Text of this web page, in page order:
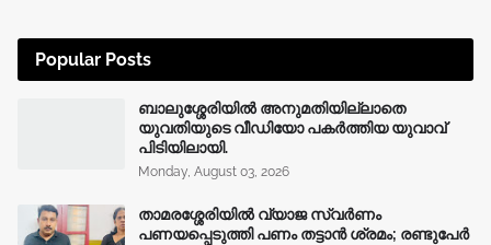
Popular Posts
ബാലുശ്ശേരിയിൽ അനുമതിയില്ലാതെ
യുവതിയുടെ വീഡിയോ പകർത്തിയ യുവാവ്
പിടിയിലായി.
Monday, August 03, 2026
താമരശ്ശേരിയിൽ വ്യാജ സ്വർണം
പണയപ്പെടുത്തി പണം തട്ടാൻ ശ്രമം; രണ്ടുപേർ